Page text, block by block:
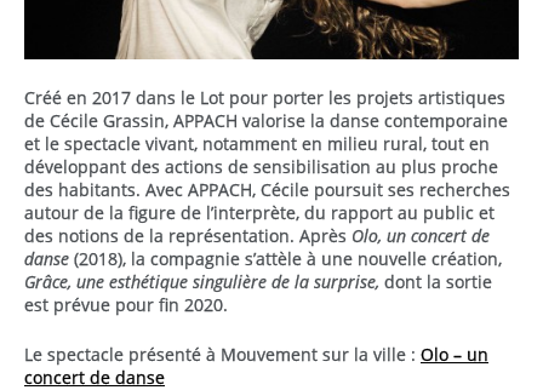
Créé en 2017 dans le Lot pour porter les projets artistiques
de Cécile Grassin, APPACH valorise la danse contemporaine
et le spectacle vivant, notamment en milieu rural, tout en
développant des actions de sensibilisation au plus proche
des habitants. Avec APPACH, Cécile poursuit ses recherches
autour de la figure de l’interprète, du rapport au public et
des notions de la représentation. Après Olo, un concert de
danse (2018), la compagnie s’attèle à une nouvelle création,
Grâce, une esthétique singulière de la surprise, dont la sortie
est prévue pour fin 2020.
Le spectacle présenté à Mouvement sur la ville : Olo – un
concert de danse